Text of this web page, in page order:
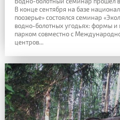
В конце сентября на базе
поозерье» состоялся семинар
водно-болотных угодьях: формы и
парком совместно с
центров...